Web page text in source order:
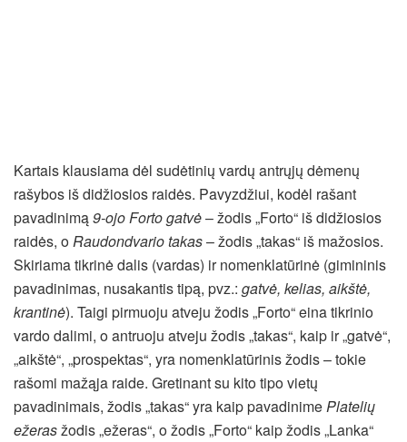
Kartais klausiama dėl sudėtinių vardų antrųjų dėmenų
rašybos iš didžiosios raidės. Pavyzdžiui, kodėl rašant
pavadinimą9-ojo Forto gatvė– žodis „Forto“ iš didžiosios
raidės, oRaudondvario takas– žodis „takas“ iš mažosios.
Skiriama tikrinė dalis (vardas) ir nomenklatūrinė (gimininis
pavadinimas, nusakantis tipą, pvz.: gatvė, kelias, aikštė,
krantinė). Taigi pirmuoju atveju žodis „Forto“ eina tikrinio
vardo dalimi, o antruoju atveju žodis „takas“, kaip ir „gatvė“,
„aikštė“, „prospektas“, yra nomenklatūrinis žodis – tokie
rašomi mažąja raide. Gretinant su kito tipo vietų
pavadinimais, žodis „takas“ yra kaip pavadinimePlatelių
ežerasžodis „ežeras“, o žodis „Forto“ kaip žodis „Lanka“